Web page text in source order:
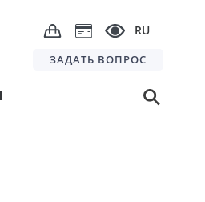
RU
ЗАДАТЬ ВОПРОС